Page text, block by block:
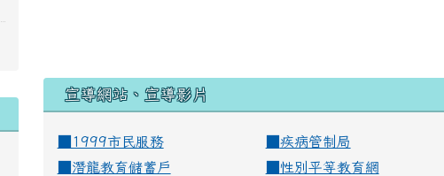
宣導網站、宣導影片
■1999市民服務 疾病管制局
潛龍教育儲蓄戶 性別平等教育網